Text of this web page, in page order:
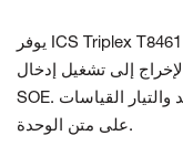
يوفر ICS Triplex T8461 تقارير تسلسل الأحداث (SOE) على متن
الإخراج إلى تشغيل إدخال
SOE. القياسات
على متن الوحدة.